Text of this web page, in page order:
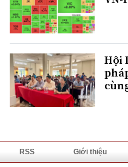
Hội
RSS Giới thiệu